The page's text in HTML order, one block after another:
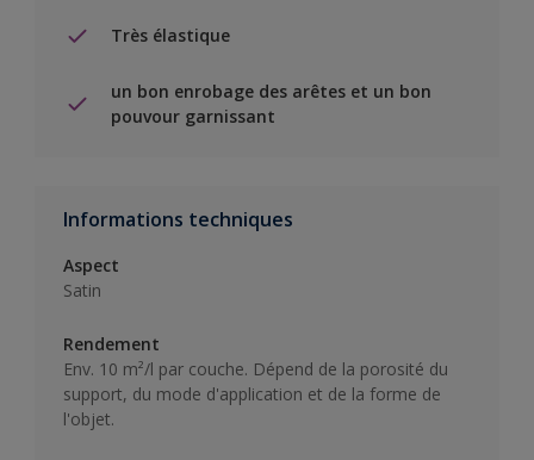
Très élastique
un bon enrobage des arêtes et un bon
pouvour garnissant
Informations techniques
Aspect
Satin
Rendement
Env. 10 m²/l par couche. Dépend de la porosité du
support, du mode d'application et de la forme de
l'objet.